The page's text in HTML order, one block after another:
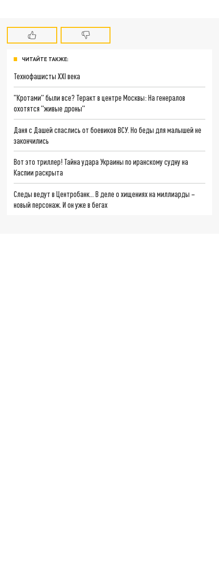
ЧИТАЙТЕ ТАКЖЕ:
Технофашисты XXI века
"Кротами" были все? Теракт в центре Москвы: На генералов
охотятся "живые дроны"
Даня с Дашей спаслись от боевиков ВСУ. Но беды для малышей не
закончились
Вот это триллер! Тайна удара Украины по иранскому судну на
Каспии раскрыта
Следы ведут в Центробанк… В деле о хищениях на миллиарды –
новый персонаж. И он уже в бегах